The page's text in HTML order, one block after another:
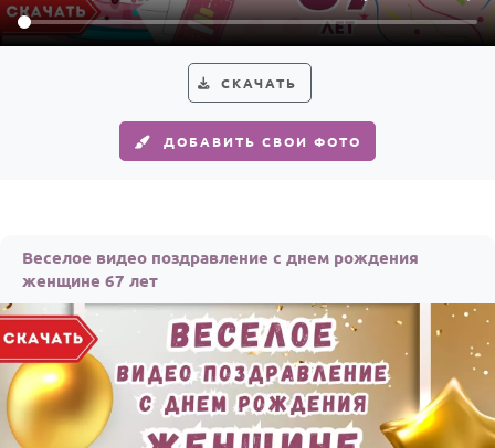
СКАЧАТЬ
ДОБАВИТЬ СВОИ ФОТО
Веселое видео поздравление с днем рождения
женщине 67 лет